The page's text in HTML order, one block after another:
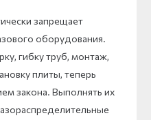
запрещает
оборудования.
гибку труб, монтаж,
плиты, теперь
закона. Выполнять их